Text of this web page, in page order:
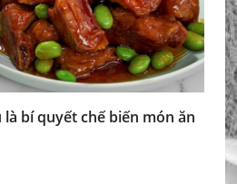
là bí quyết chế biến món ăn